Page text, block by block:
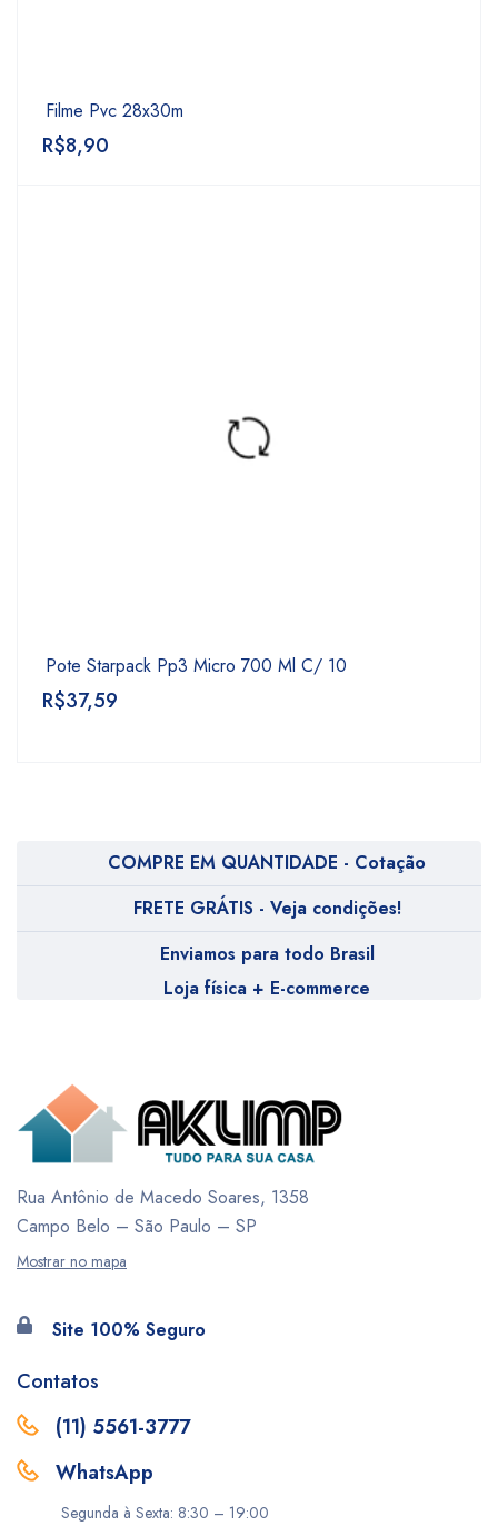
Filme Pvc 28x30m
R$8,90
Pote Starpack Pp3 Micro 700 Ml C/ 10
R$37,59
COMPRE EM QUANTIDADE - Cotação
FRETE GRÁTIS - Veja condições!
Enviamos para todo Brasil
Loja física + E-commerce
Rua Antônio de Macedo Soares, 1358
Campo Belo – São Paulo – SP
Mostrar no mapa
Site 100% Seguro
Contatos
(11) 5561-3777
WhatsApp
Segunda à Sexta: 8:30 – 19:00